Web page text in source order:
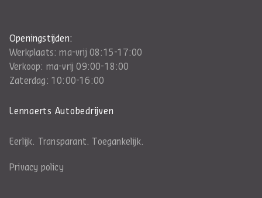
Openingstijden:
Werkplaats: ma-vrij 08:15-17:00
Verkoop: ma-vrij 09:00-18:00
Zaterdag: 10:00-16:00
Lennaerts Autobedrijven
Eerlijk. Transparant. Toegankelijk.
Privacy policy